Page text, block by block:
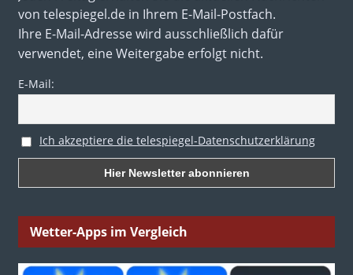
von telespiegel.de in Ihrem E-Mail-Postfach.
Ihre E-Mail-Adresse wird ausschließlich dafür
verwendet, eine Weitergabe erfolgt nicht.
E-Mail:
Ich akzeptiere die telespiegel-Datenschutzerklärung
Wetter-Apps im Vergleich